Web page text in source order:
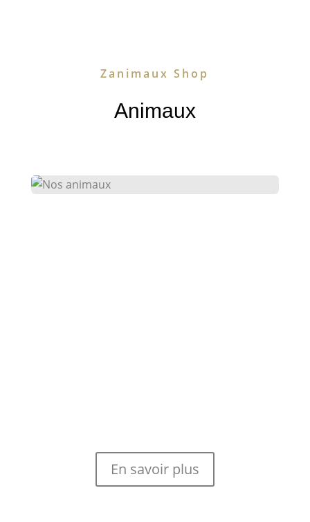
Zanimaux Shop
Animaux
En savoir plus